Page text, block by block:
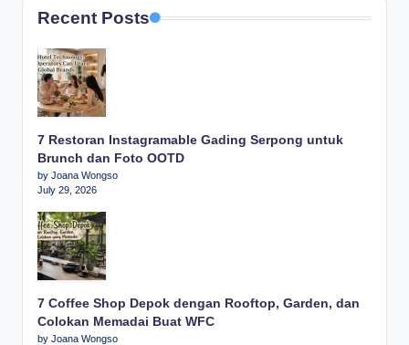
Recent Posts
7 Restoran Instagramable Gading Serpong untuk
Brunch dan Foto OOTD
by Joana Wongso
July 29, 2026
7 Coffee Shop Depok dengan Rooftop, Garden, dan
Colokan Memadai Buat WFC
by Joana Wongso